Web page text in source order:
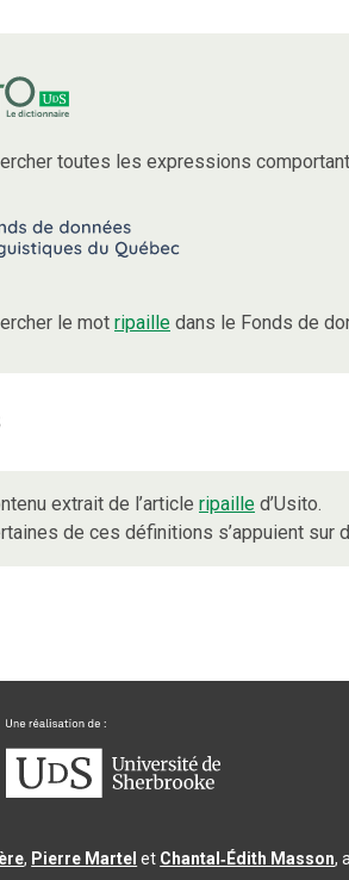
toutes les expressions
le mot ripaille dans le Fonds de
extrait de l’article ripaille d’Usito.
de ces définitions s’appuient sur
, Pierre Martel et Chantal‑Édith Masson,